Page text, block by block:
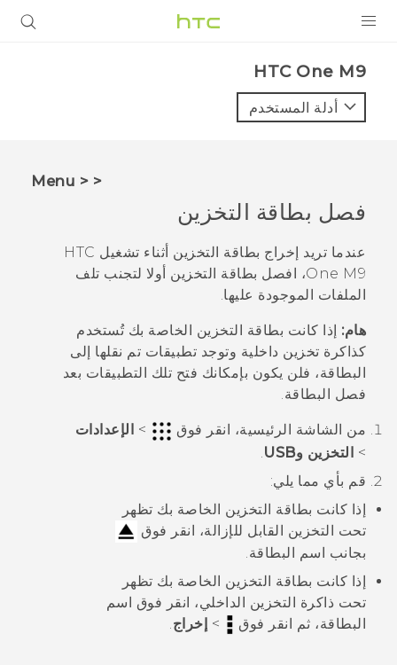
VIVE
VIVERSE
البرامج + التطبيقات
الدعم
أجهزة HTC والملحقات
HTC One M9‎
أدلة المستخدم
< < Menu
فصل بطاقة التخزين
عندما تريد إخراج بطاقة التخزين أثناء تشغيل HTC
One M9، افصل بطاقة التخزين أولا لتجنب تلف
الملفات الموجودة عليها.
هام: إذا كانت بطاقة التخزين الخاصة بك تُستخدم
كذاكرة تخزين داخلية وتوجد تطبيقات تم نقلها إلى
البطاقة، فلن يكون بإمكانك فتح تلك التطبيقات بعد
فصل البطاقة.
من الشاشة الرئيسية، انقر فوق >
الإعدادات
> التخزين وUSB
قم بأي مما يلي:
إذا كانت بطاقة التخزين الخاصة بك تظهر
تحت التخزين القابل للإزالة، انقر فوق
بجانب اسم البطاقة.
إذا كانت بطاقة التخزين الخاصة بك تظهر
تحت ذاكرة التخزين الداخلي، انقر فوق اسم
البطاقة، ثم انقر فوق
> إخراج.